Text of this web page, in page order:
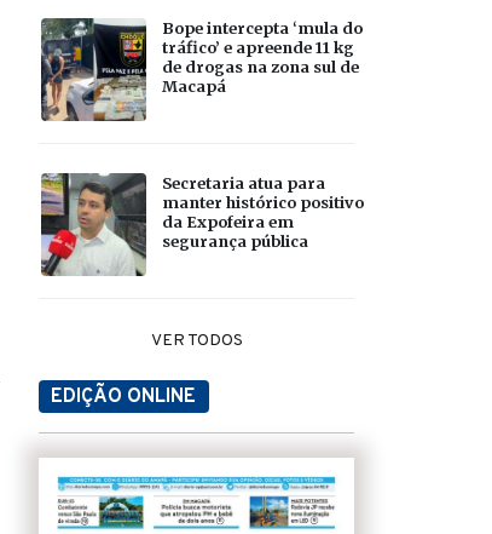
Bope intercepta ‘mula do
tráfico’ e apreende 11 kg
de drogas na zona sul de
Macapá
Secretaria atua para
manter histórico positivo
da Expofeira em
segurança pública
VER TODOS
EDIÇÃO ONLINE